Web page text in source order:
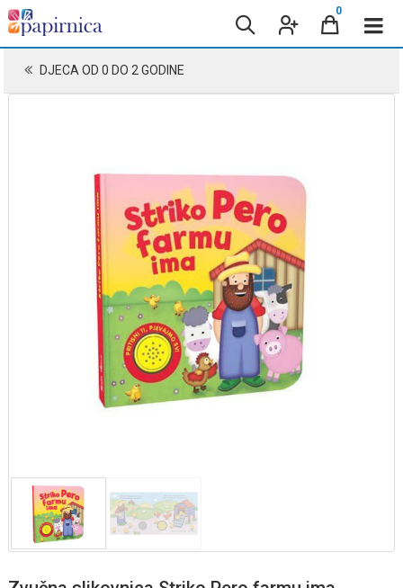
0
DJECA OD 0 DO 2 GODINE